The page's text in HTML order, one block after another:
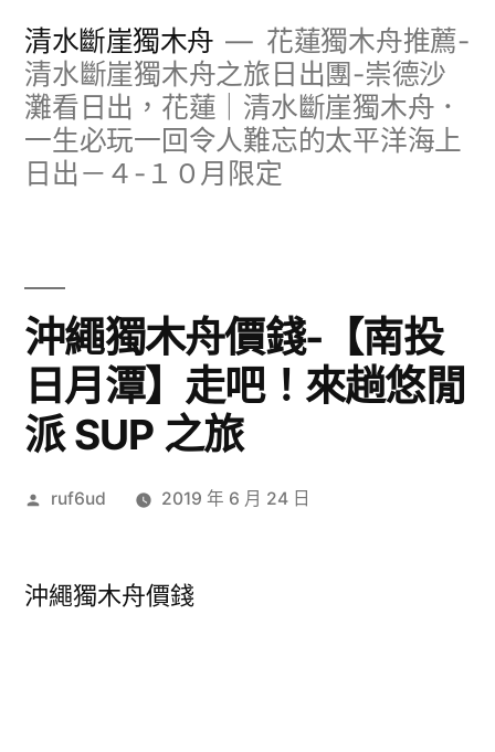
清水斷崖獨木舟
花蓮獨木舟推薦-
清水斷崖獨木舟之旅日出團-崇德沙
灘看日出，花蓮｜清水斷崖獨木舟．
一生必玩一回令人難忘的太平洋海上
日出－４-１０月限定
沖繩獨木舟價錢-【南投
日月潭】走吧！來趟悠閒
派 SUP 之旅
作
ruf6ud 2019 年 6 月 24 日
沖繩獨木舟價錢